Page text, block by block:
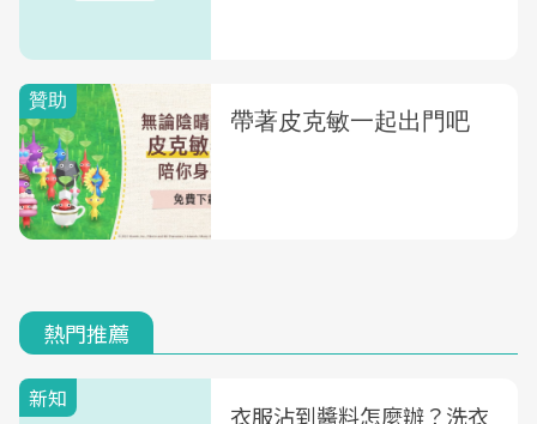
熱門推薦
新知
衣服沾到醬料怎麼辦？洗衣